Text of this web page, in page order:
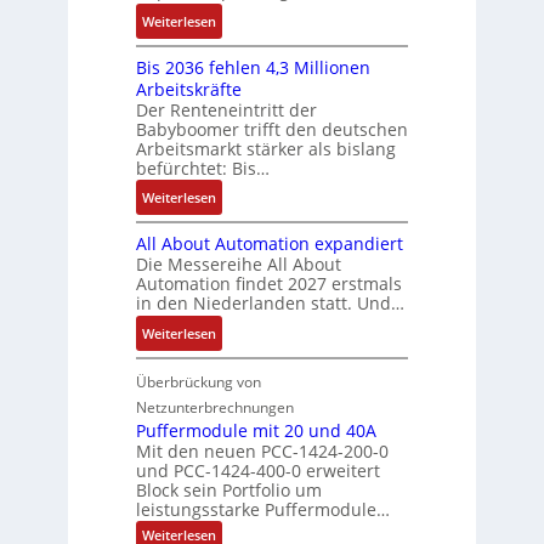
f
n
a
h
m
e
,
g
e
p
ä
g
t
d
u
r
d
a
s
A
u
y
s
e
m
e
f
ü
h
r
e
r
z
u
m
V
o
r
s
t
a
d
d
e
s
V
D
M
2
-
E
r
g
e
b
n
i
s
s
e
b
e
s
t
ä
t
i
g
e
n
J
i
e
b
s
-
u
n
d
M
a
r
k
e
t
n
e
i
t
e
r
b
Weiterlesen:
K
I
b
r
a
u
c
h
t
S
t
r
u
k
u
r
Bis 2036 fehlen 4,3 Millionen
Arbeitskräfte
Der Renteneintritt der
Babyboomer trifft den deutschen
Arbeitsmarkt stärker als bislang
befürchtet: Bis…
Weiterlesen:
B
i
s
2
0
3
6
f
e
h
l
e
n
4
All About Automation expandiert
Die Messereihe All About
Automation findet 2027 erstmals
in den Niederlanden statt. Und…
Weiterlesen:
A
l
A
b
o
u
t
A
Überbrückung von
Netzunterbrechnungen
Puffermodule mit 20 und 40A
Mit den neuen PCC-1424-200-0
und PCC-1424-400-0 erweitert
Block sein Portfolio um
leistungsstarke Puffermodule…
Weiterlesen: